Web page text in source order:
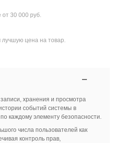
от 30 000 руб.
цена на товар.
хранения и просмотра
событий системы в
каждому элементу безопасности.
числа пользователей как
контроль прав,